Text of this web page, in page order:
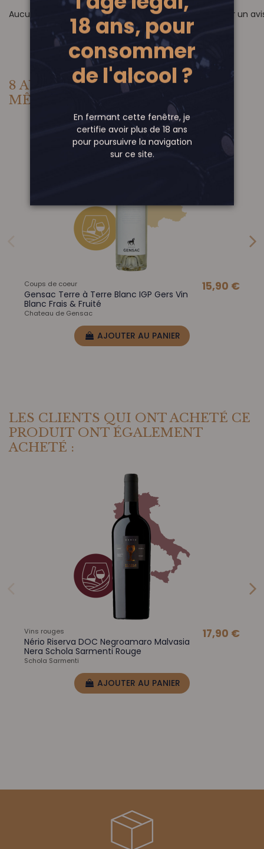
Aucun avis pour le moment. Soyez le premier à rédiger un
8 AUTRES PRODUITS DANS LA
MÊME CATÉGORIE :
Coups de coeur
Gensac Terre à Terre Blanc IGP Gers Vin
Blanc Frais & Fruité
Chateau de Gensac
15,90 €
AJOUTER AU PANIER
LES CLIENTS QUI ONT ACHETÉ CE
PRODUIT ONT ÉGALEMENT
ACHETÉ :
Vins rouges
Nério Riserva DOC Negroamaro Malvasia
Nera Schola Sarmenti Rouge
Schola Sarmenti
17,90 €
AJOUTER AU PANIER
18 ans, pour
consommer
de l'alcool ?
En fermant cette fenêtre, je
certifie avoir plus de 18 ans
pour poursuivre la navigation
sur ce site.